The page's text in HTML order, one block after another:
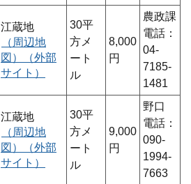
江蔵地
（周辺地
図）（外部
サイト）
30平
方メ
ート
ル
8,000
円
農政課
電話：
04-
7185-
1481
江蔵地
（周辺地
図）（外部
サイト）
30平
方メ
ート
ル
9,000
円
野口
電話：
090-
1994-
7663